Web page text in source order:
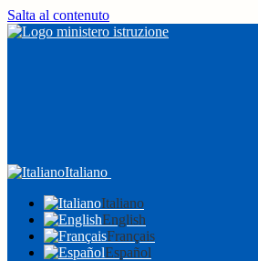
Salta al contenuto
Italiano
Italiano
English
Français
Español